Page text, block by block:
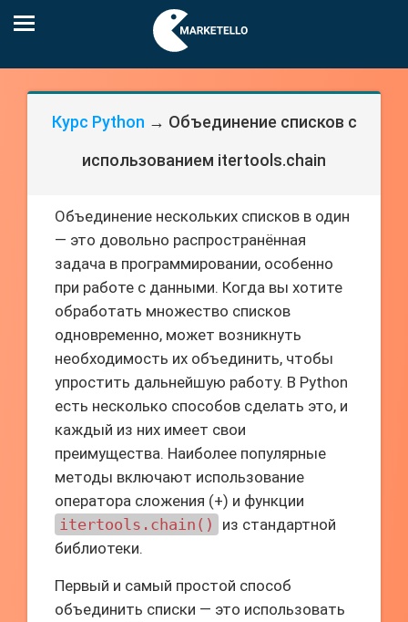
Курс Python → Объединение списков с
использованием itertools.chain
Объединение нескольких списков в один
— это довольно распространённая
задача в программировании, особенно
при работе с данными. Когда вы хотите
обработать множество списков
одновременно, может возникнуть
необходимость их объединить, чтобы
упростить дальнейшую работу. В Python
есть несколько способов сделать это, и
каждый из них имеет свои
преимущества. Наиболее популярные
методы включают использование
оператора сложения (+) и функции
itertools.chain()
из стандартной
библиотеки.
Первый и самый простой способ
объединить списки — это использовать